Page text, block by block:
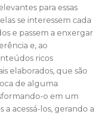
para essas
se interessem cada
e passem a enxergar
e, ao
ricos
elaborados, que são
de alguma
o em um
a acessá-los, gerando a